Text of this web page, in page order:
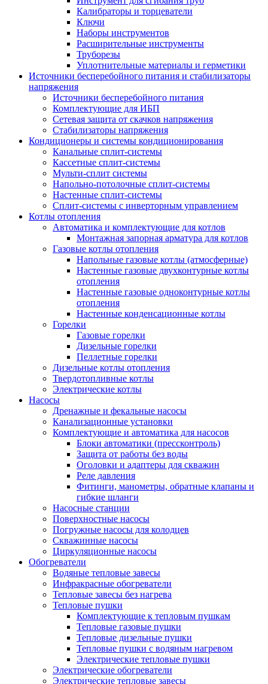
Калибраторы и торцеватели
Ключи
Наборы инструментов
Расширительные инструменты
Труборезы
Уплотнительные материалы и герметики
Источники бесперебойного питания и стабилизаторы
напряжения
Источники бесперебойного питания
Комплектующие для ИБП
Сетевая защита от скачков напряжения
Стабилизаторы напряжения
Кондиционеры и системы кондиционирования
Канальные сплит-системы
Кассетные сплит-системы
Мульти-сплит системы
Напольно-потолочные сплит-системы
Настенные сплит-системы
Сплит-системы с инверторным управлением
Котлы отопления
Автоматика и комплектующие для котлов
Монтажная запорная арматура для котлов
Газовые котлы отопления
Напольные газовые котлы (атмосферные)
Настенные газовые двухконтурные котлы
отопления
Настенные газовые одноконтурные котлы
отопления
Настенные конденсационные котлы
Горелки
Газовые горелки
Дизельные горелки
Пеллетные горелки
Дизельные котлы отопления
Твердотопливные котлы
Электрические котлы
Насосы
Дренажные и фекальные насосы
Канализационные установки
Комплектующие и автоматика для насосов
Блоки автоматики (прессконтроль)
Защита от работы без воды
Оголовки и адаптеры для скважин
Реле давления
Фитинги, манометры, обратные клапаны и
гибкие шланги
Насосные станции
Поверхностные насосы
Погружные насосы для колодцев
Скважинные насосы
Циркуляционные насосы
Обогреватели
Водяные тепловые завесы
Инфракрасные обогреватели
Тепловые завесы без нагрева
Тепловые пушки
Комплектующие к тепловым пушкам
Тепловые газовые пушки
Тепловые дизельные пушки
Тепловые пушки с водяным нагревом
Электрические тепловые пушки
Электрические обогреватели
Электрические тепловые завесы